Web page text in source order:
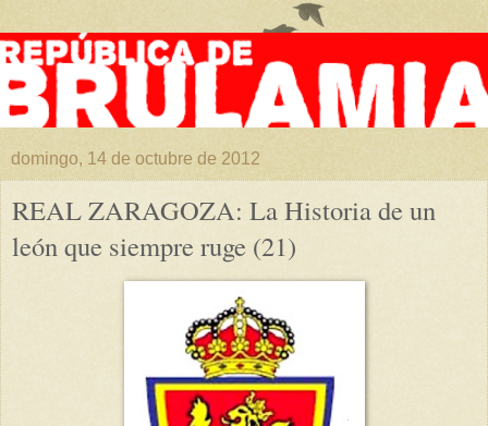
domingo, 14 de octubre de 2012
REAL ZARAGOZA: La Historia de un
león que siempre ruge (21)